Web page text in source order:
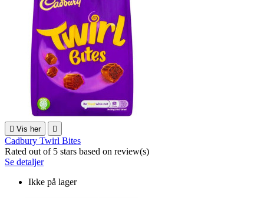
 Vis her 
Cadbury Twirl Bites
Rated out of 5 stars based on review(s)
Se detaljer
Ikke på lager